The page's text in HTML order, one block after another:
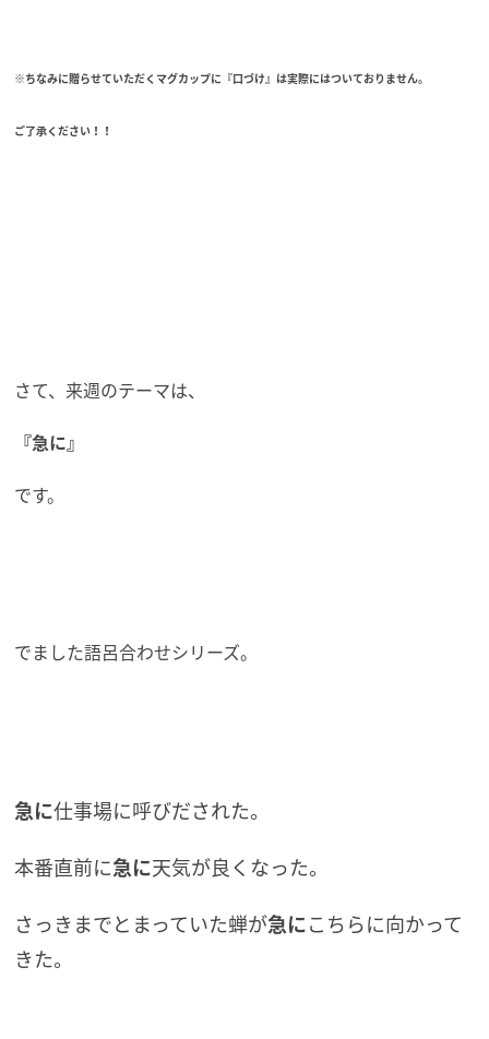
※ちなみに贈らせていただくマグカップに『口づけ』は実際にはついておりません。
ご了承ください！！
さて、来週のテーマは、
『急に』
です。
でました語呂合わせシリーズ。
急に仕事場に呼びだされた。
本番直前に急に天気が良くなった。
さっきまでとまっていた蝉が急にこちらに向かって
きた。